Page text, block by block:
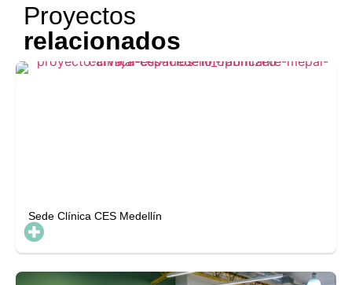
Proyectos
relacionados
Sede Clínica CES Medellín